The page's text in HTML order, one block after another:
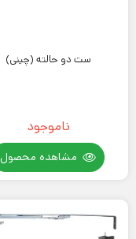
ست دو حالته (چینی)
ناموجود
مشاهده محصول